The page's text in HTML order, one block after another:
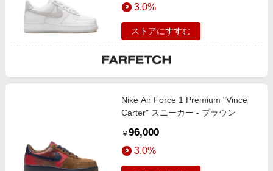
3.0%
ストアにすすむ
Nike Air Force 1 Premium "Vince
Carter" スニーカー - ブラウン
￥ 96,000
3.0%